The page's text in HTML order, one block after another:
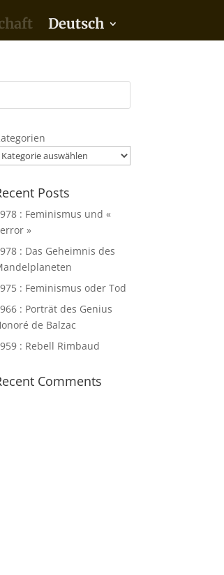
Deutsch
Posts
: Feminismus und «
»
: Das Geheimnis des
: Feminismus oder Tod
: Porträt des Genius
de Balzac
: Rebell Rimbaud
Comments